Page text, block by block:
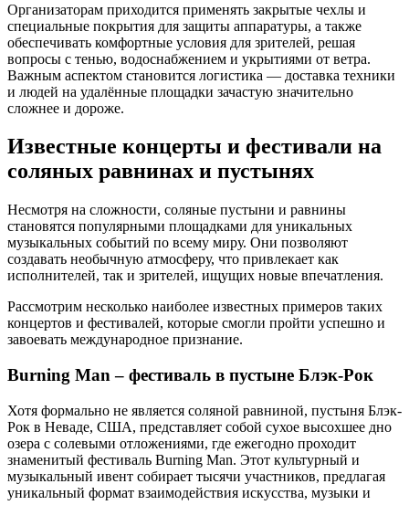
Организаторам приходится применять закрытые чехлы и
специальные покрытия для защиты аппаратуры, а также
обеспечивать комфортные условия для зрителей, решая
вопросы с тенью, водоснабжением и укрытиями от ветра.
Важным аспектом становится логистика — доставка техники
и людей на удалённые площадки зачастую значительно
сложнее и дороже.
Известные концерты и фестивали на
соляных равнинах и пустынях
Несмотря на сложности, соляные пустыни и равнины
становятся популярными площадками для уникальных
музыкальных событий по всему миру. Они позволяют
создавать необычную атмосферу, что привлекает как
исполнителей, так и зрителей, ищущих новые впечатления.
Рассмотрим несколько наиболее известных примеров таких
концертов и фестивалей, которые смогли пройти успешно и
завоевать международное признание.
Burning Man – фестиваль в пустыне Блэк-Рок
Хотя формально не является соляной равниной, пустыня Блэк-
Рок в Неваде, США, представляет собой сухое высохшее дно
озера с солевыми отложениями, где ежегодно проходит
знаменитый фестиваль Burning Man. Этот культурный и
музыкальный ивент собирает тысячи участников, предлагая
уникальный формат взаимодействия искусства, музыки и